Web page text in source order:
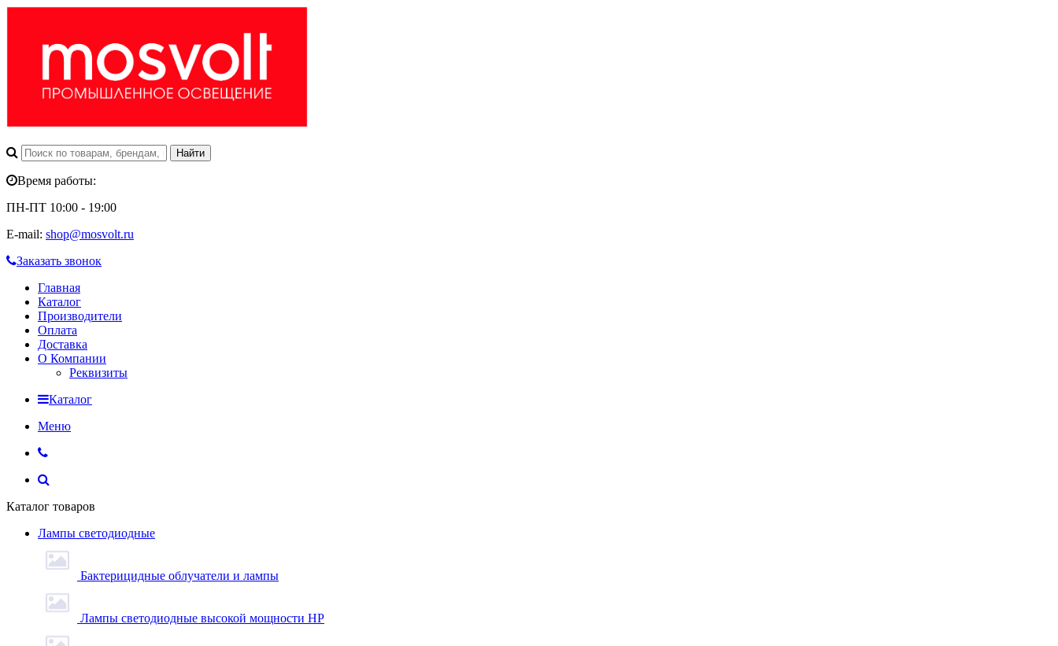
Время работы:
ПН-ПТ 10:00 - 19:00
E-mail: shop@mosvolt.ru
Заказать звонок
Главная
Каталог
Производители
Оплата
Доставка
О Компании
Реквизиты
Каталог
Меню
Каталог товаров
Лампы светодиодные
Бактерицидные облучатели и лампы
Лампы светодиодные высокой мощности HP